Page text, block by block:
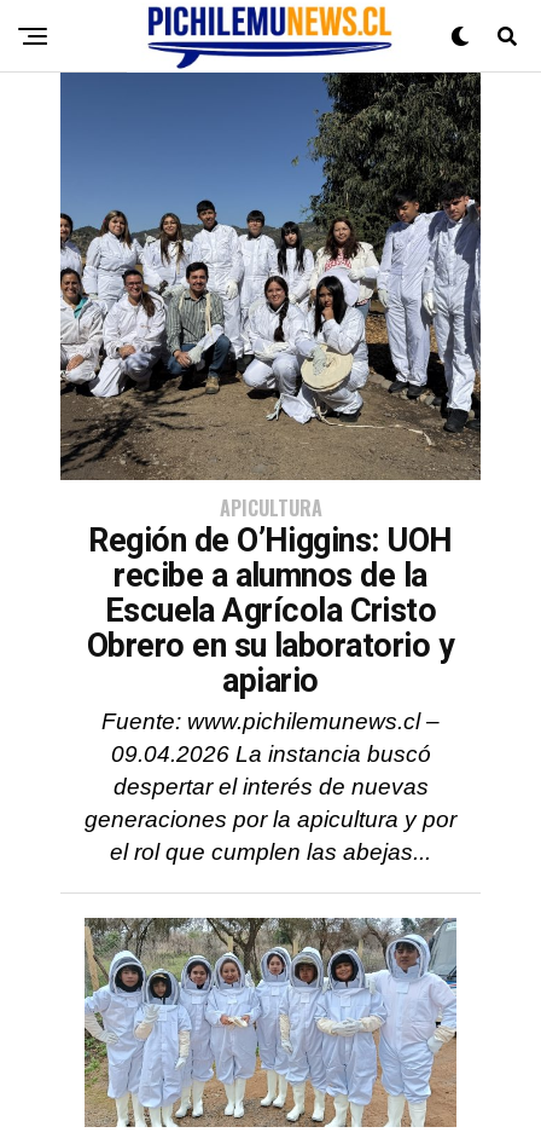
APICULTURA
Región de O’Higgins: UOH
recibe a alumnos de la
Escuela Agrícola Cristo
Obrero en su laboratorio y
apiario
Fuente: www.pichilemunews.cl –
09.04.2026 La instancia buscó
despertar el interés de nuevas
generaciones por la apicultura y por
el rol que cumplen las abejas...